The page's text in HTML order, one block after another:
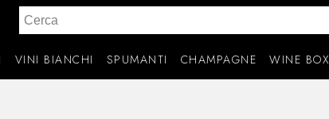
VINI BIANCHI SPUMANTI CHAMPAGNE WINE BOX